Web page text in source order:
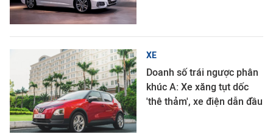
XE
Doanh số trái ngược phân
khúc A: Xe xăng tụt dốc
'thê thảm', xe điện dẫn đầu